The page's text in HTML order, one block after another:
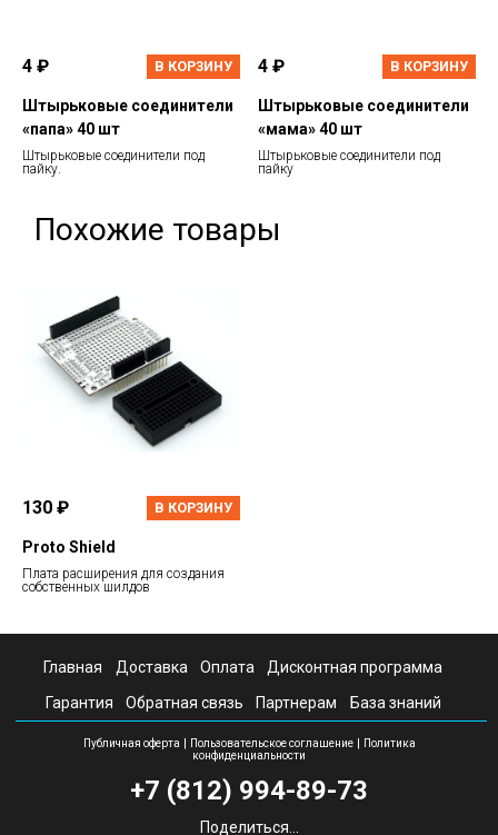
4 ₽ В КОРЗИНУ
Штырьковые соединители
«папа» 40 шт
Штырьковые соединители под
пайку.
4 ₽ В КОРЗИНУ
Штырьковые соединители
«мама» 40 шт
Штырьковые соединители под
пайку
Похожие товары
130 ₽ В КОРЗИНУ
Proto Shield
Плата расширения для создания
собственных шилдов
Главная Доставка Оплата Дисконтная программа
Гарантия Обратная связь Партнерам База знаний
Публичная оферта | Пользовательское соглашение| Политика
конфиденциальности
Поделиться...
+7 (812) 994-89-73